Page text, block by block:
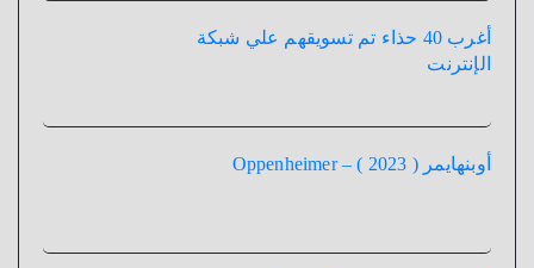
أغرب 40 حذاء تم تسويقهم علي شبكة
الإنترنت
أوبنهايمر ( 2023 ) – Oppenheimer